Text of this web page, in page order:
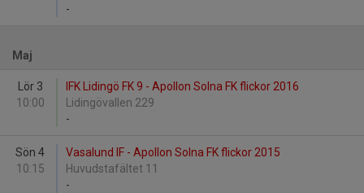
-
Maj
Lör 3
10:00
IFK Lidingö FK 9 - Apollon Solna FK flickor 2016
Lidingövallen 229
-
Sön 4
10:15
Vasalund IF - Apollon Solna FK flickor 2015
Huvudstafältet 11
-